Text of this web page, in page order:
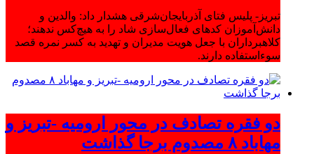
تبریز- پلیس فتای آذربایجان‌شرقی هشدار داد: والدین و
دانش‌آموزان کدهای فعال‌سازی شاد را به هیچ‌کس ندهند؛
کلاهبرداران با جعل هویت مدیران و تهدید به کسر نمره قصد
سوءاستفاده دارند.
دو فقره تصادف در محور ارومیه -تبریز و
مهاباد ۸ مصدوم برجا گذاشت